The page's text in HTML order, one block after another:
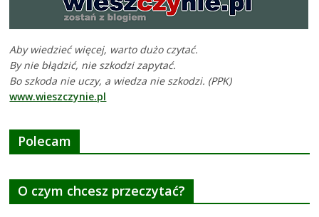
Aby wiedzieć więcej, warto dużo czytać.
By nie błądzić, nie szkodzi zapytać.
Bo szkoda nie uczy, a wiedza nie szkodzi. (PPK)
www.wieszczynie.pl
Polecam
O czym chcesz przeczytać?